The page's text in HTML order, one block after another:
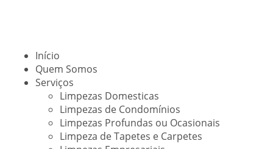
Início
Quem Somos
Serviços
Limpezas Domesticas
Limpezas de Condomínios
Limpezas Profundas ou Ocasionais
Limpeza de Tapetes e Carpetes